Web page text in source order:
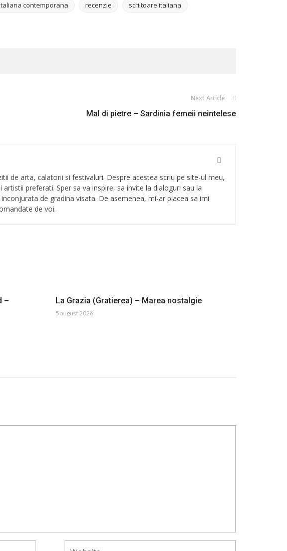
contemporana recenzie scriitoare italiana
Next Article
Mal di pietre – Sardinia femeii neintelese
de arta, calatorii si festivaluri. Despre acestea scriu pe site-ul meu,
preferati. Sper sa va inspire, sa invite la dialoguri sau la
de gradina visata. De asemenea, mi-ar placea sa imi
de voi.
–
La Grazia (Gratierea) – Marea nostalgie
5 august 2026